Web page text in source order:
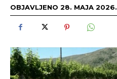
OBJAVLJENO 28. MAJA 2026.